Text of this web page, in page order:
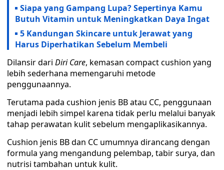
Siapa yang Gampang Lupa? Sepertinya Kamu
Butuh Vitamin untuk Meningkatkan Daya Ingat
5 Kandungan Skincare untuk Jerawat yang
Harus Diperhatikan Sebelum Membeli
Dilansir dari Diri Care, kemasan compact cushion yang
lebih sederhana memengaruhi metode
penggunaannya.
Terutama pada cushion jenis BB atau CC, penggunaan
menjadi lebih simpel karena tidak perlu melalui banyak
tahap perawatan kulit sebelum mengaplikasikannya.
Cushion jenis BB dan CC umumnya dirancang dengan
formula yang mengandung pelembap, tabir surya, dan
nutrisi tambahan untuk kulit.